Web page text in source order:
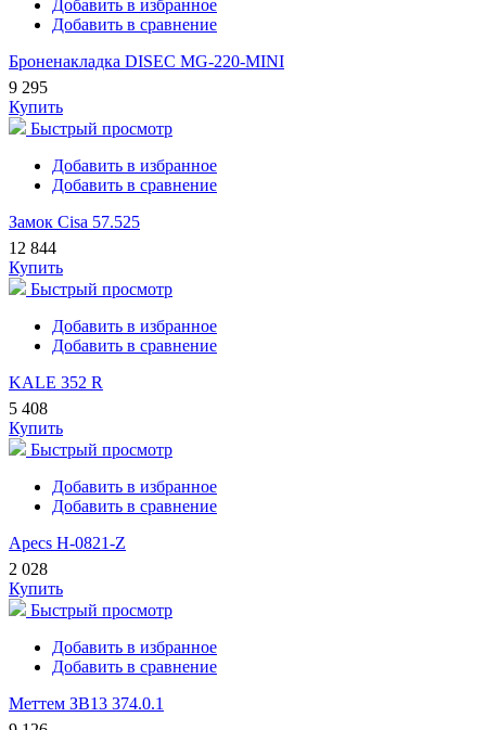
Добавить в избранное
Добавить в сравнение
Броненакладка DISEC MG-220-MINI
9 295
Купить
Быстрый просмотр
Добавить в избранное
Добавить в сравнение
Замок Cisa 57.525
12 844
Купить
Быстрый просмотр
Добавить в избранное
Добавить в сравнение
KALE 352 R
5 408
Купить
Быстрый просмотр
Добавить в избранное
Добавить в сравнение
Apecs H-0821-Z
2 028
Купить
Быстрый просмотр
Добавить в избранное
Добавить в сравнение
Меттем ЗВ13 374.0.1